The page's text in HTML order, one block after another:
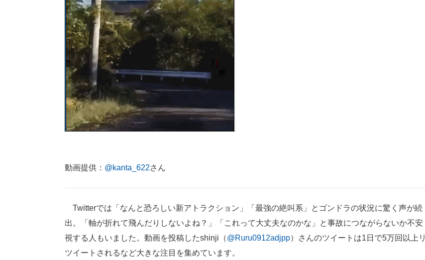
動画提供： @kanta_622さん
Twitterでは「なんと恐ろしい新アトラクション」「最強の絶叫系」とゴンドラの状況に驚く声が続
出。「軸が折れて飛んだりしないよね？」「これって大丈夫なのかな」と事故につながらないか不安
視する人もいました。動画を投稿したshinji（@Ruru0912adjpp）さんのツイートは1日で5万回以上リ
ツイートされるなど大きな注目を集めています。